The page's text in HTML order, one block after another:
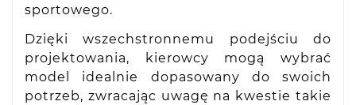
sportowego.
Dzięki wszechstronnemu podejściu do
projektowania, kierowcy mogą wybrać
model idealnie dopasowany do swoich
potrzeb, zwracając uwagę na kwestie takie